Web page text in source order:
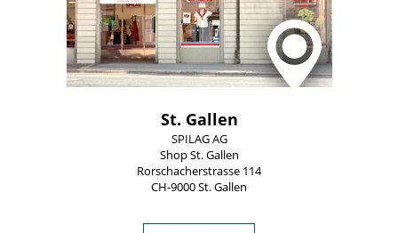
St. Gallen
SPILAG AG
Shop St. Gallen
Rorschacherstrasse 114
CH-9000 St. Gallen